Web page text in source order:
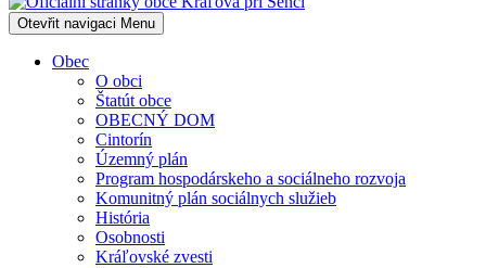
Otevřit navigaci Menu
Obec
O obci
Štatút obce
OBECNÝ DOM
Cintorín
Územný plán
Program hospodárskeho a sociálneho rozvoja
Komunitný plán sociálnych služieb
História
Osobnosti
Kráľovské zvesti